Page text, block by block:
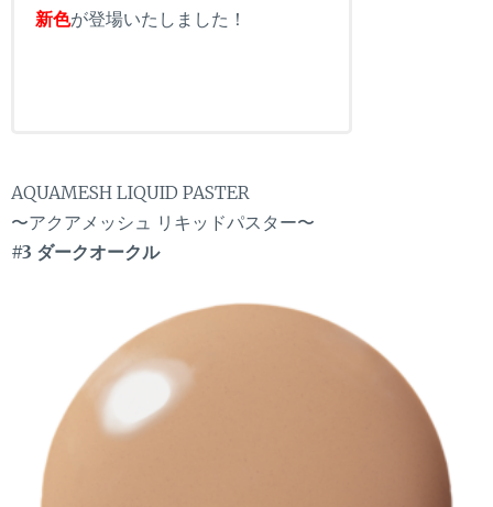
新色が登場いたしました！
AQUAMESH LIQUID PASTER
〜アクアメッシュ リキッドパスター〜
#3 ダークオークル